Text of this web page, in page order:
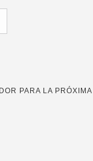
PARA LA